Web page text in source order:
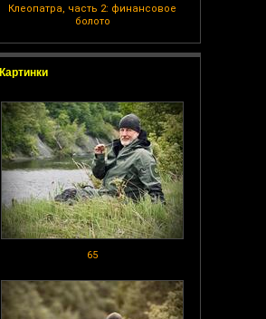
Клеопатра, часть 2: финансовое
болото
Картинки
65